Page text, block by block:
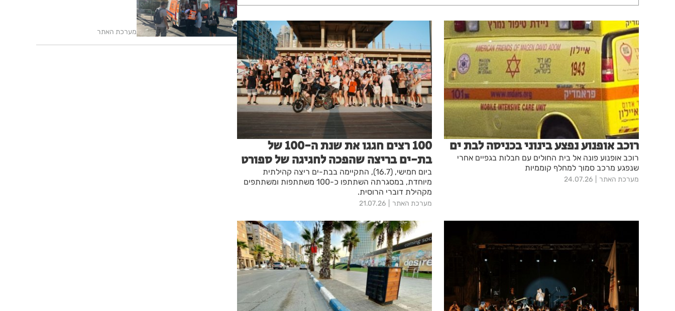
רוכב אופנוע נפצע בינוני בכניסה לבת ים
רוכב אופנוע פונה אל בית החולים עם חבלות בגפיים אחרי
שנפגע מרכב סמוך למחלף קוממיות
מערכת האתר 24.07.26
100 רצים חגגו את שנת ה-100 של
בת-ים בריצה שהפכה לחגיגה של ספורט
ביום חמישי, (16.7), התקיימה בבת-ים ריצה קהילתית
מיוחדת, במסגרתה השתתפו כ-100 משתתפות ומשתתפים
מקהילת דוברי הרוסית.
מערכת האתר 21.07.26
מערכת האתר